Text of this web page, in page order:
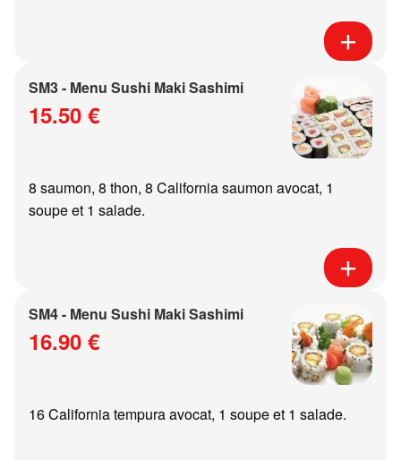
SM3 - Menu Sushi Maki Sashimi
15.50 €
8 saumon, 8 thon, 8 California saumon avocat, 1
soupe et 1 salade.
SM4 - Menu Sushi Maki Sashimi
16.90 €
16 California tempura avocat, 1 soupe et 1 salade.